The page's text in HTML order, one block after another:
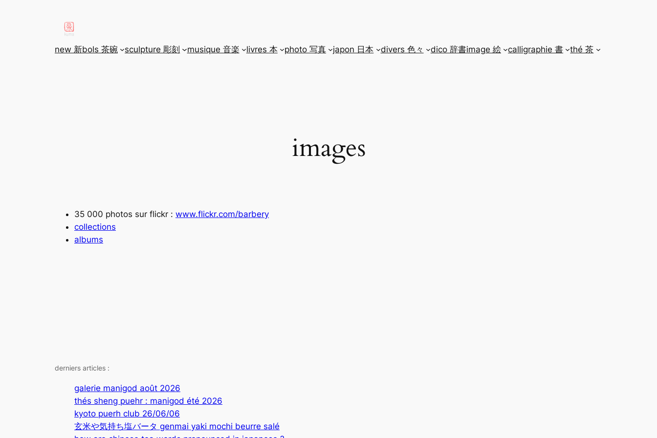
new 新bols 茶碗 sculpture 彫刻 musique 音楽 livres 本 photo 写真 japon 日本 divers 色々 dico 辞書image 絵 calligraphie 書 thé 茶
images
35 000 photos sur flickr : www.flickr.com/barbery
collections
albums
derniers articles :
galerie manigod août 2026
thés sheng puehr : manigod été 2026
kyoto puerh club 26/06/06
玄米や気持ち塩バータ genmai yaki mochi beurre salé